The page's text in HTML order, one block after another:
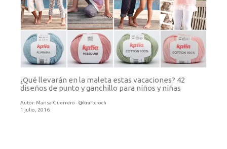
¿Qué llevarán en la maleta estas vacaciones? 42
diseños de punto y ganchillo para niños y niñas
Autor: Marisa Guerrero · @kraftcroch
1 julio, 2016